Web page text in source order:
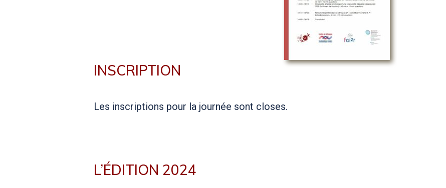
INSCRIPTION
Les inscriptions pour la journée sont closes.
L’ÉDITION 2024